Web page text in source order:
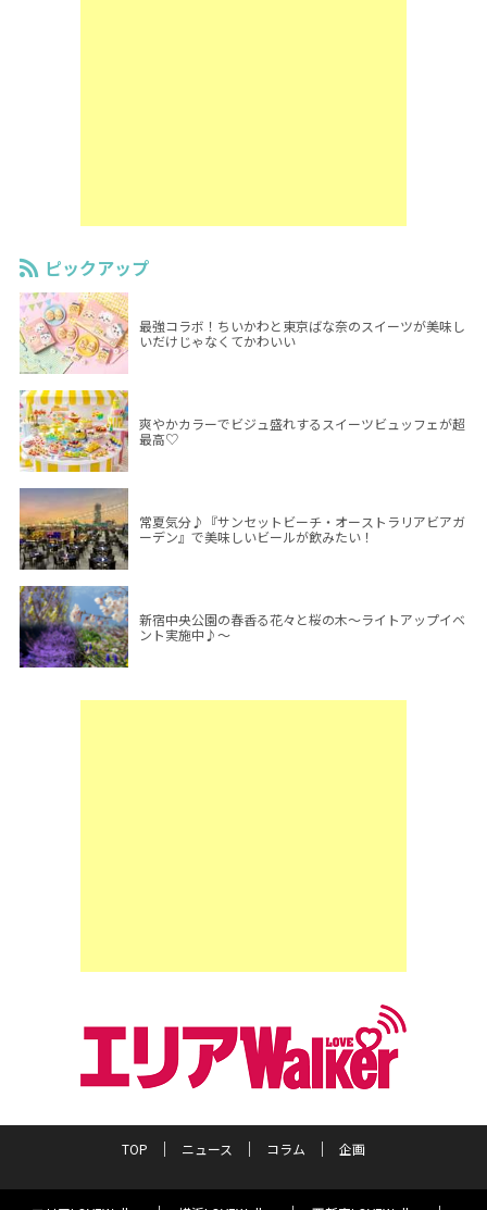
ピックアップ
最強コラボ！ちいかわと東京ばな奈のスイーツが美味し
いだけじゃなくてかわいい
爽やかカラーでビジュ盛れするスイーツビュッフェが超
最高♡
常夏気分♪『サンセットビーチ・オーストラリアビアガ
ーデン』で美味しいビールが飲みたい！
新宿中央公園の春香る花々と桜の木～ライトアップイベ
ント実施中♪～
TOP ニュース コラム 企画